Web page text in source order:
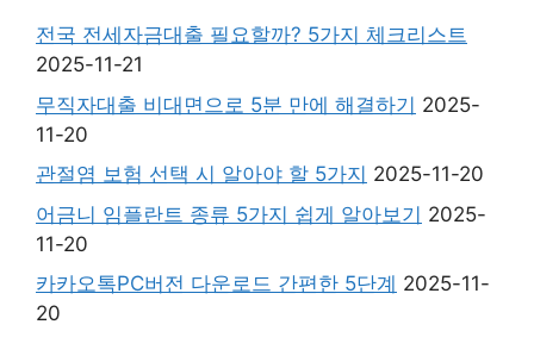
전국 전세자금대출 필요할까? 5가지 체크리스트
2025-11-21
무직자대출 비대면으로 5분 만에 해결하기 2025-
11-20
관절염 보험 선택 시 알아야 할 5가지 2025-11-20
어금니 임플란트 종류 5가지 쉽게 알아보기 2025-
11-20
카카오톡PC버전 다운로드 간편한 5단계 2025-11-
20